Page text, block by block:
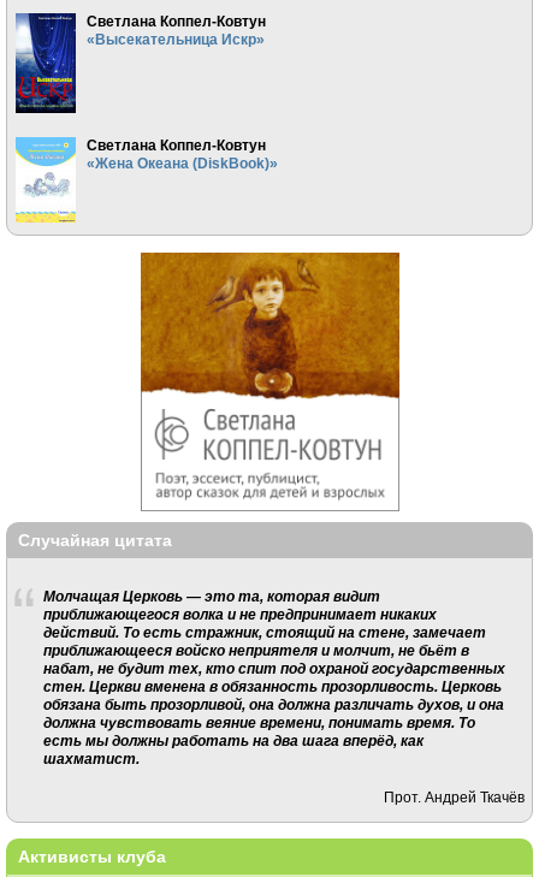
Светлана Коппел-Ковтун
«Высекательница Искр»
Светлана Коппел-Ковтун
«Жена Океана (DiskBook)»
Случайная цитата
Молчащая Церковь — это та, которая видит
приближающегося волка и не предпринимает никаких
действий. То есть стражник, стоящий на стене, замечает
приближающееся войско неприятеля и молчит, не бьёт в
набат, не будит тех, кто спит под охраной государственных
стен. Церкви вменена в обязанность прозорливость. Церковь
обязана быть прозорливой, она должна различать духов, и она
должна чувствовать веяние времени, понимать время. То
есть мы должны работать на два шага вперёд, как
шахматист.
Прот. Андрей Ткачёв
Активисты клуба